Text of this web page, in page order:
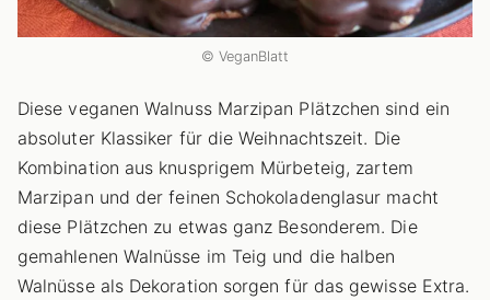
© VeganBlatt
Diese veganen Walnuss Marzipan Plätzchen sind ein
absoluter Klassiker für die Weihnachtszeit. Die
Kombination aus knusprigem Mürbeteig, zartem
Marzipan und der feinen Schokoladenglasur macht
diese Plätzchen zu etwas ganz Besonderem. Die
gemahlenen Walnüsse im Teig und die halben
Walnüsse als Dekoration sorgen für das gewisse Extra.